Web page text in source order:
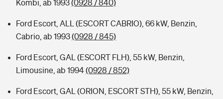
Kombi, ab 1993(0928 / 840)
Ford Escort, ALL (ESCORT CABRIO), 66 kW, Benzin,
Cabrio, ab 1993(0928 / 845)
Ford Escort, GAL (ESCORT FLH), 55 kW, Benzin,
Limousine, ab 1994(0928 / 852)
Ford Escort, GAL (ORION, ESCORT STH), 55 kW, Benzin,